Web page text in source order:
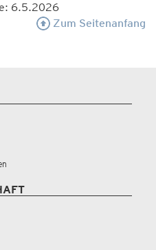
6.5.2026
Zum Seitenanfang